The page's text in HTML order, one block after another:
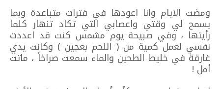
ومضت الايام وانا اعودها في فترات متباعدة وبما
يسمح لي وقتي واعصابي التي تكاد تنهار كلما
رأيتها ، وفي صبيحة يوم مشمس كنت قد اعددت
نفسي لعمل كمية من ( اللحم بعجين ) وكانت يدي
غارقة في خليط الطحين والماء سمعت صراخاً ، ماتت
أمل !